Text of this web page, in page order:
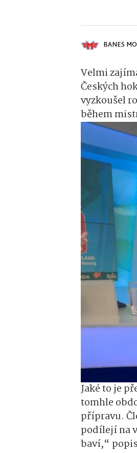
BANES
Velmi
Českých
vyzkoušel
během
Jaké to je
tomhle
přípravu.
podílejí na
baví,“